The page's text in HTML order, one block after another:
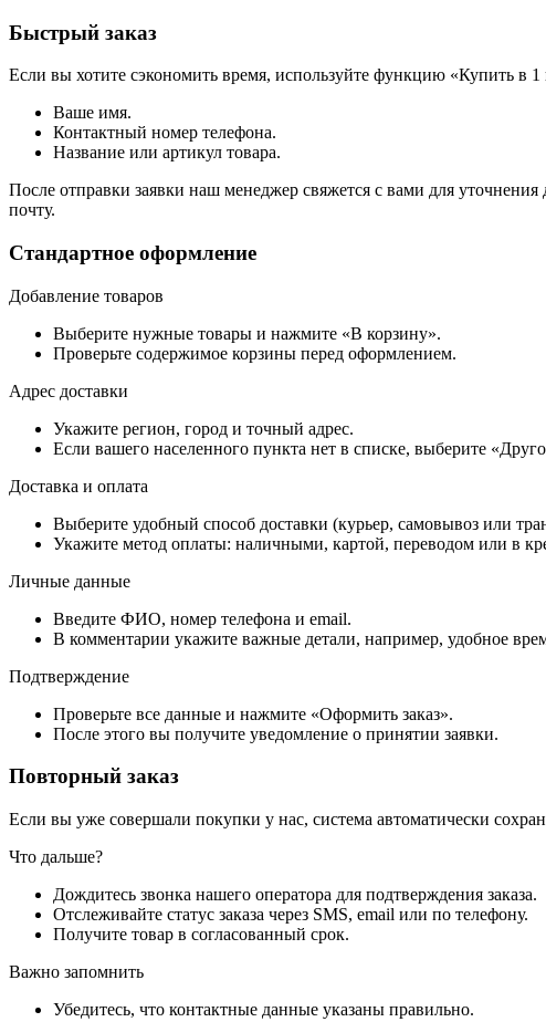
Быстрый заказ
Если вы хотите сэкономить время, используйте функцию «Купить в
Ваше имя.
Контактный номер телефона.
Название или артикул товара.
После отправки заявки наш менеджер свяжется с вами для
почту.
Стандартное оформление
Добавление товаров
Выберите нужные товары и нажмите «В корзину».
Проверьте содержимое корзины перед оформлением.
Адрес доставки
Укажите регион, город и точный адрес.
Если вашего населенного пункта нет в списке, выберите
Доставка и оплата
Выберите удобный способ доставки (курьер, самовывоз или
Укажите метод оплаты: наличными, картой, переводом или в
Личные данные
Введите ФИО, номер телефона и email.
В комментарии укажите важные детали, например, удобное
Подтверждение
Проверьте все данные и нажмите «Оформить заказ».
После этого вы получите уведомление о принятии заявки.
Повторный заказ
Если вы уже совершали покупки у нас, система автоматически
Что дальше?
Дождитесь звонка нашего оператора для подтверждения заказа.
Отслеживайте статус заказа через SMS, email или по телефону.
Получите товар в согласованный срок.
Важно запомнить
Убедитесь, что контактные данные указаны правильно.